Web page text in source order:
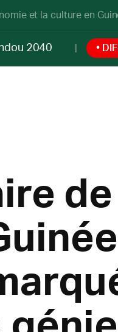
et la culture en
2040 •
de